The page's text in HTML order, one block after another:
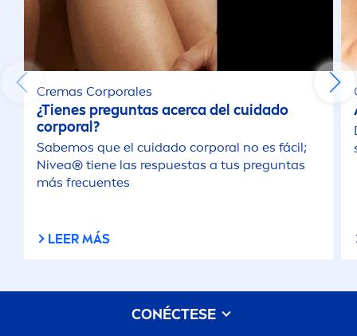
Cremas Corporales
¿Tienes preguntas acerca del cuidado
corporal?
Sabemos que el cuidado corporal no es fácil;
Nivea® tiene las respuestas a tus preguntas
más frecuentes
LEER MÁS
CONÉCTESE